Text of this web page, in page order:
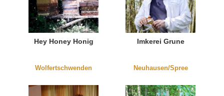
Hey Honey Honig
Wolfertschwenden
Imkerei Grune
Neuhausen/Spree